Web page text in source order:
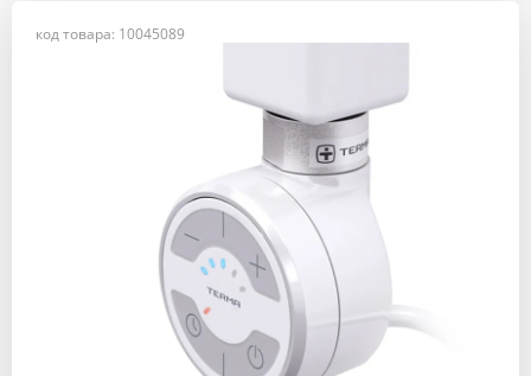
код товара: 10045089